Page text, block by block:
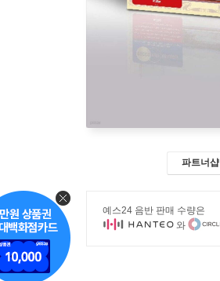
파트너샵
예스24 음반 판매 수량은
와